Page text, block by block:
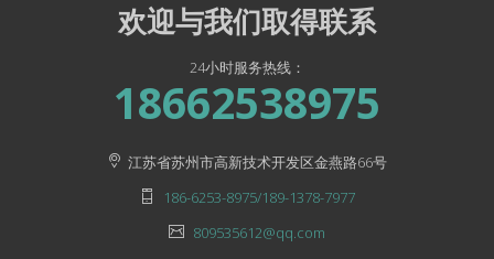
欢迎与我们取得联系
24小时服务热线：
18662538975
江苏省苏州市高新技术开发区金燕路66号
186-6253-8975/189-1378-7977
809535612@qq.com